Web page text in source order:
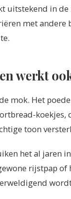
uitstekend in
met andere
werkt
mok. Het
toon
het al jaren
rijstpap